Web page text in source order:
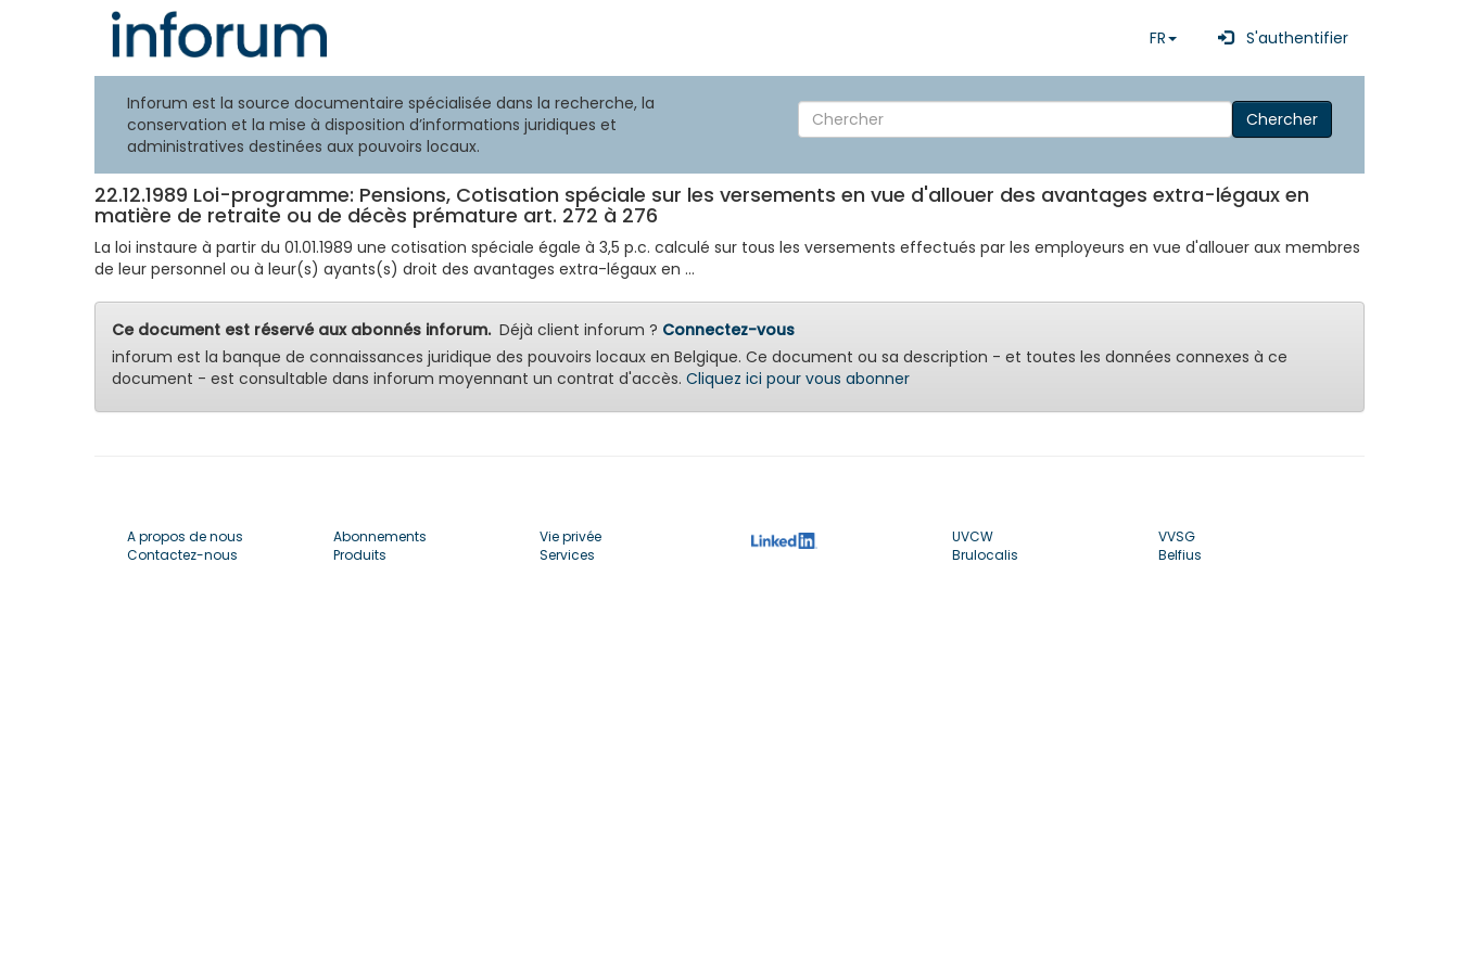
FR S'authentifier
Inforum est la source documentaire spécialisée dans la recherche, la
conservation et la mise à disposition d’informations juridiques et
administratives destinées aux pouvoirs locaux.
Chercher
22.12.1989 Loi-programme: Pensions, Cotisation spéciale sur les versements en vue d'allouer des avantages extra-légaux en
matière de retraite ou de décès prémature art. 272 à 276
La loi instaure à partir du 01.01.1989 une cotisation spéciale égale à 3,5 p.c. calculé sur tous les versements effectués par les employeurs en vue d'allouer aux membres
de leur personnel ou à leur(s) ayants(s) droit des avantages extra-légaux en ...
Ce document est réservé aux abonnés inforum.Déjà client inforum ? Connectez-vous
inforum est la banque de connaissances juridique des pouvoirs locaux en Belgique. Ce document ou sa description - et toutes les données connexes à ce
document - est consultable dans inforum moyennant un contrat d'accès. Cliquez ici pour vous abonner
A propos de nous
Contactez-nous
Abonnements
Produits
Vie privée
Services
UVCW
Brulocalis
VVSG
Belfius